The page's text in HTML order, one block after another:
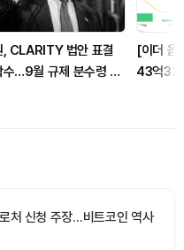
, CLARITY 법안 표결
수…9월 규제 분수령 될
[이더 옵
43억
처 신청 주장…비트코인 역사